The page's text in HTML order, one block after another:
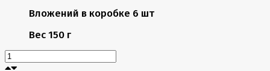
Вложений в коробке 6 шт
Вес 150 г